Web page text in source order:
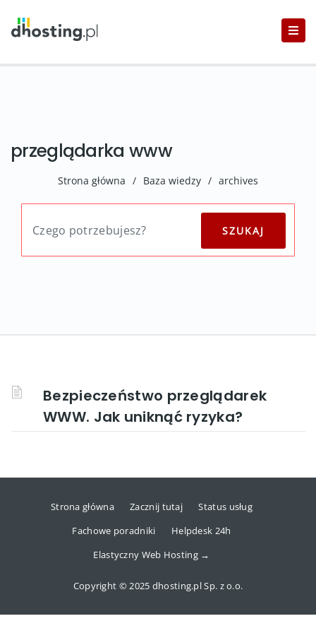
przeglądarka www
Strona główna / Baza wiedzy / archives
Bezpieczeństwo przeglądarek
WWW. Jak uniknąć ryzyka?
Strona główna Zacznij tutaj
Status usług
Fachowe poradniki
Helpdesk 24h
Elastyczny Web Hosting →
Copyright © 2025 dhosting.pl Sp. z o.o.